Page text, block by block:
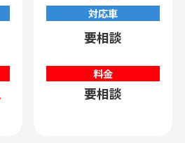
対応車
要相談
料金
要相談